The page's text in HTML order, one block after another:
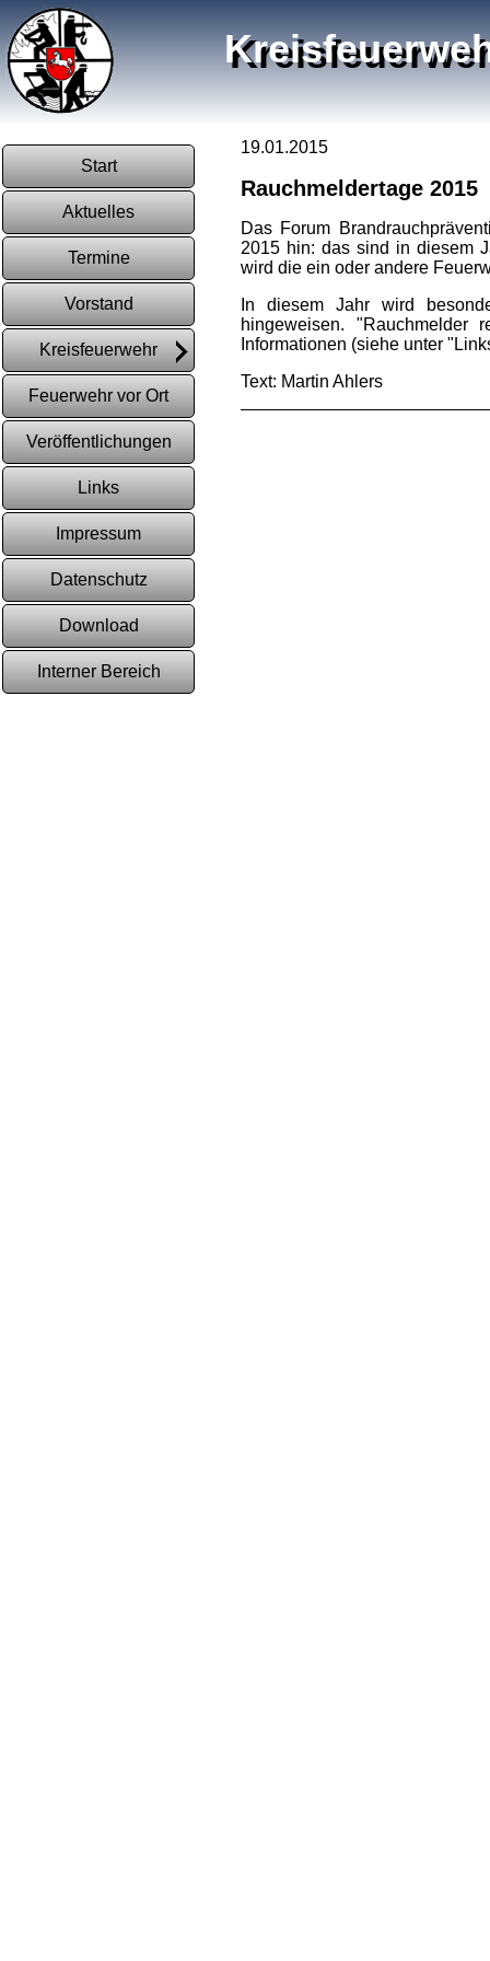
Start
Aktuelles
Termine
Vorstand
Kreisfeuerwehr
Feuerwehr vor Ort
Veröffentlichungen
Links
Impressum
Datenschutz
Download
Interner Bereich
19.01.2015
Rauchmeldertage 2015
Das Forum
2015 hin: das sind in diesem
wird die ein oder andere
In diesem Jahr wird
hingeweisen.
Informationen (siehe unter
Text: Martin Ahlers